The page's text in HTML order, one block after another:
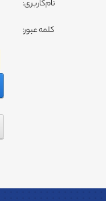
نام‌کاربری:
کلمه عبور: